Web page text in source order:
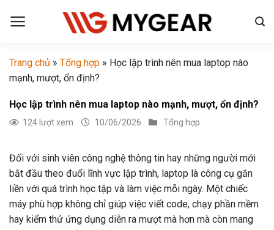
đến
Trang chủ » Tổng hợp » Học lập trình nên mua laptop nào
mạnh, mượt, ổn định?
Học lập trình nên mua laptop nào mạnh, mượt, ổn định?
124 lượt xem 10/06/2026 Tổng hợp
Đối với sinh viên công nghệ thông tin hay những người mới
bắt đầu theo đuổi lĩnh vực lập trình, laptop là công cụ gắn
liền với quá trình học tập và làm việc mỗi ngày. Một chiếc
máy phù hợp không chỉ giúp việc viết code, chạy phần mềm
hay kiểm thử ứng dụng diễn ra mượt mà hơn mà còn mang